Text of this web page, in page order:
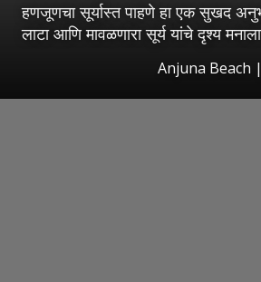
हणजूणचा सूर्यास्त पाहणे हा एक सुखद
लाटा आणि मावळणारा सूर्य यांचे दृश्य
Anjuna Beach